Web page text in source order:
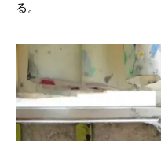
る。